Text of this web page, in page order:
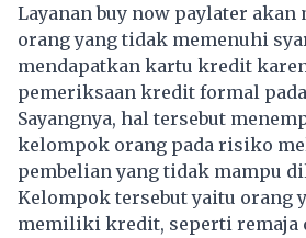
Layanan buy now paylater akan
orang yang tidak memenuhi
mendapatkan kartu kredit
pemeriksaan kredit formal
Sayangnya, hal tersebut
kelompok orang pada risiko
pembelian yang tidak mampu
Kelompok tersebut yaitu orang
memiliki kredit, seperti remaja